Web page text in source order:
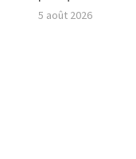
5 août 2026